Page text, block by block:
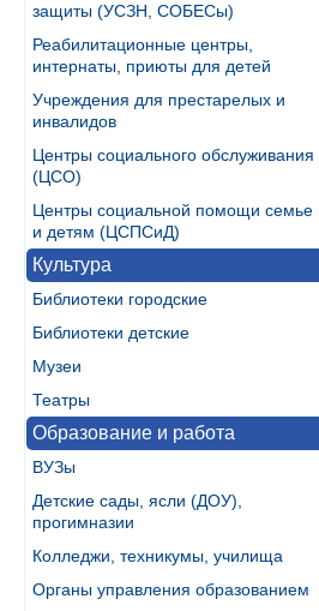
защиты (УСЗН, СОБЕСы)
Реабилитационные центры,
интернаты, приюты для детей
Учреждения для престарелых и
инвалидов
Центры социального обслуживания
(ЦСО)
Центры социальной помощи семье
и детям (ЦСПСиД)
Культура
Библиотеки городские
Библиотеки детские
Музеи
Театры
Образование и работа
ВУЗы
Детские сады, ясли (ДОУ),
прогимназии
Колледжи, техникумы, училища
Органы управления образованием